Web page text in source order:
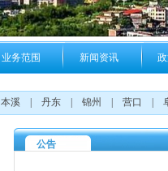
业务范围 新闻资讯
本溪 丹东 锦州 营口
公告